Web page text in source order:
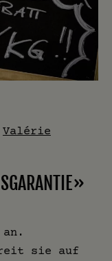
Valérie
sie auf